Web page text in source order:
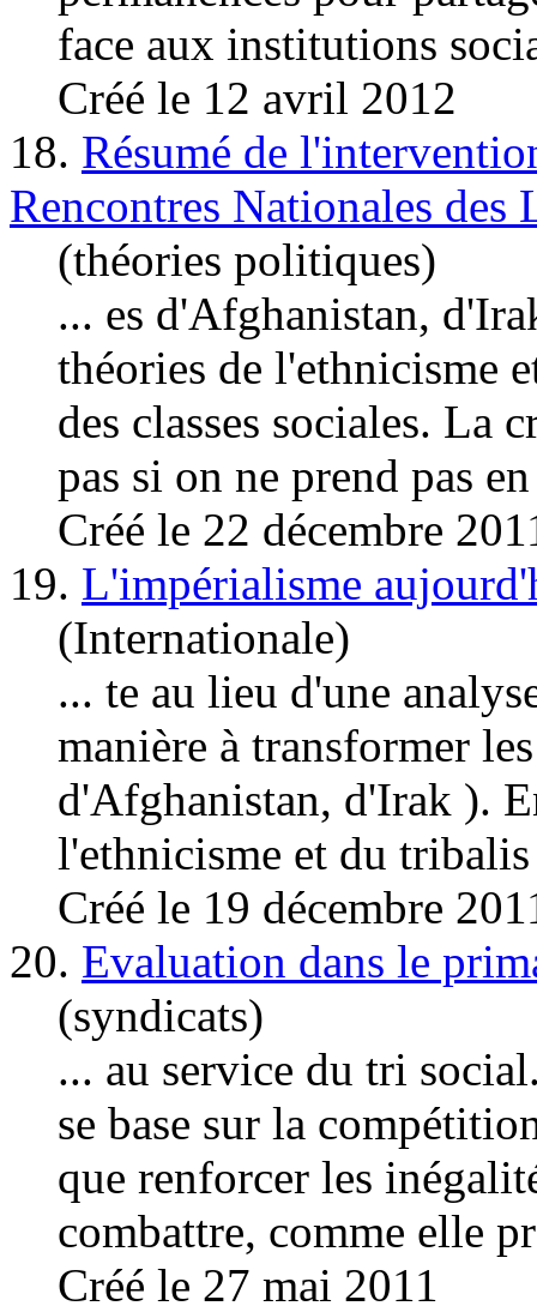
face aux institutions
Créé le 12 avril 2012
18. Résumé de
Rencontres Nationales
(théories politiques)
... es d'Afghanistan,
théories de l'ethnicisme
des classes sociales. La
pas si on ne prend pas
Créé le 22 décembre
19. L'impérialisme
(Internationale)
... te au lieu d'une
manière à transformer
d'Afghanistan, d'Irak ).
l'ethnicisme et du
Créé le 19 décembre
20. Evaluation dans le
(syndicats)
... au service du tri
se base sur la
que renforcer les
combattre, comme elle
Créé le 27 mai 2011